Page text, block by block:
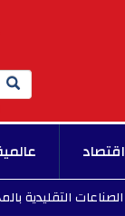
Search
اقتصاد